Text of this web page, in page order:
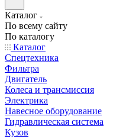
Каталог
По всему сайту
По каталогу
Каталог
Спецтехника
Фильтра
Двигатель
Колеса и трансмиссия
Электрика
Навесное оборудование
Гидравлическая система
Кузов